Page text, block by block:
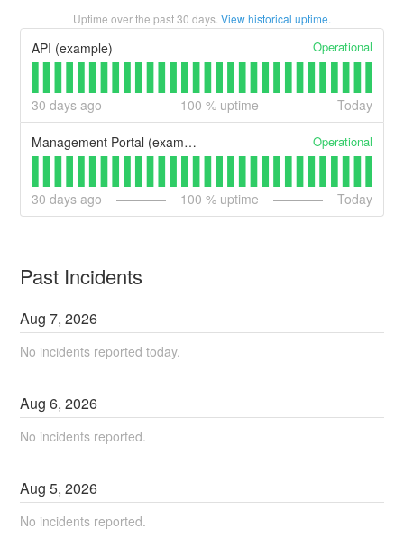
Uptime over the past30 days. View historical uptime.
API (example) Operational
30 days ago 100 % uptime Today
Management Portal (example) Operational
30 days ago 100 % uptime Today
Past Incidents
Aug7,2026
No incidents reported today.
Aug6,2026
No incidents reported.
Aug5,2026
No incidents reported.